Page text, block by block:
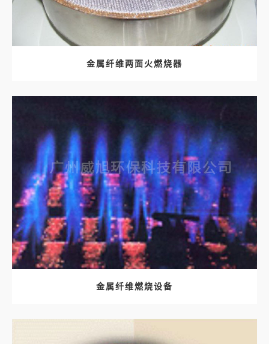
金属纤维两面火燃烧器
金属纤维燃烧设备